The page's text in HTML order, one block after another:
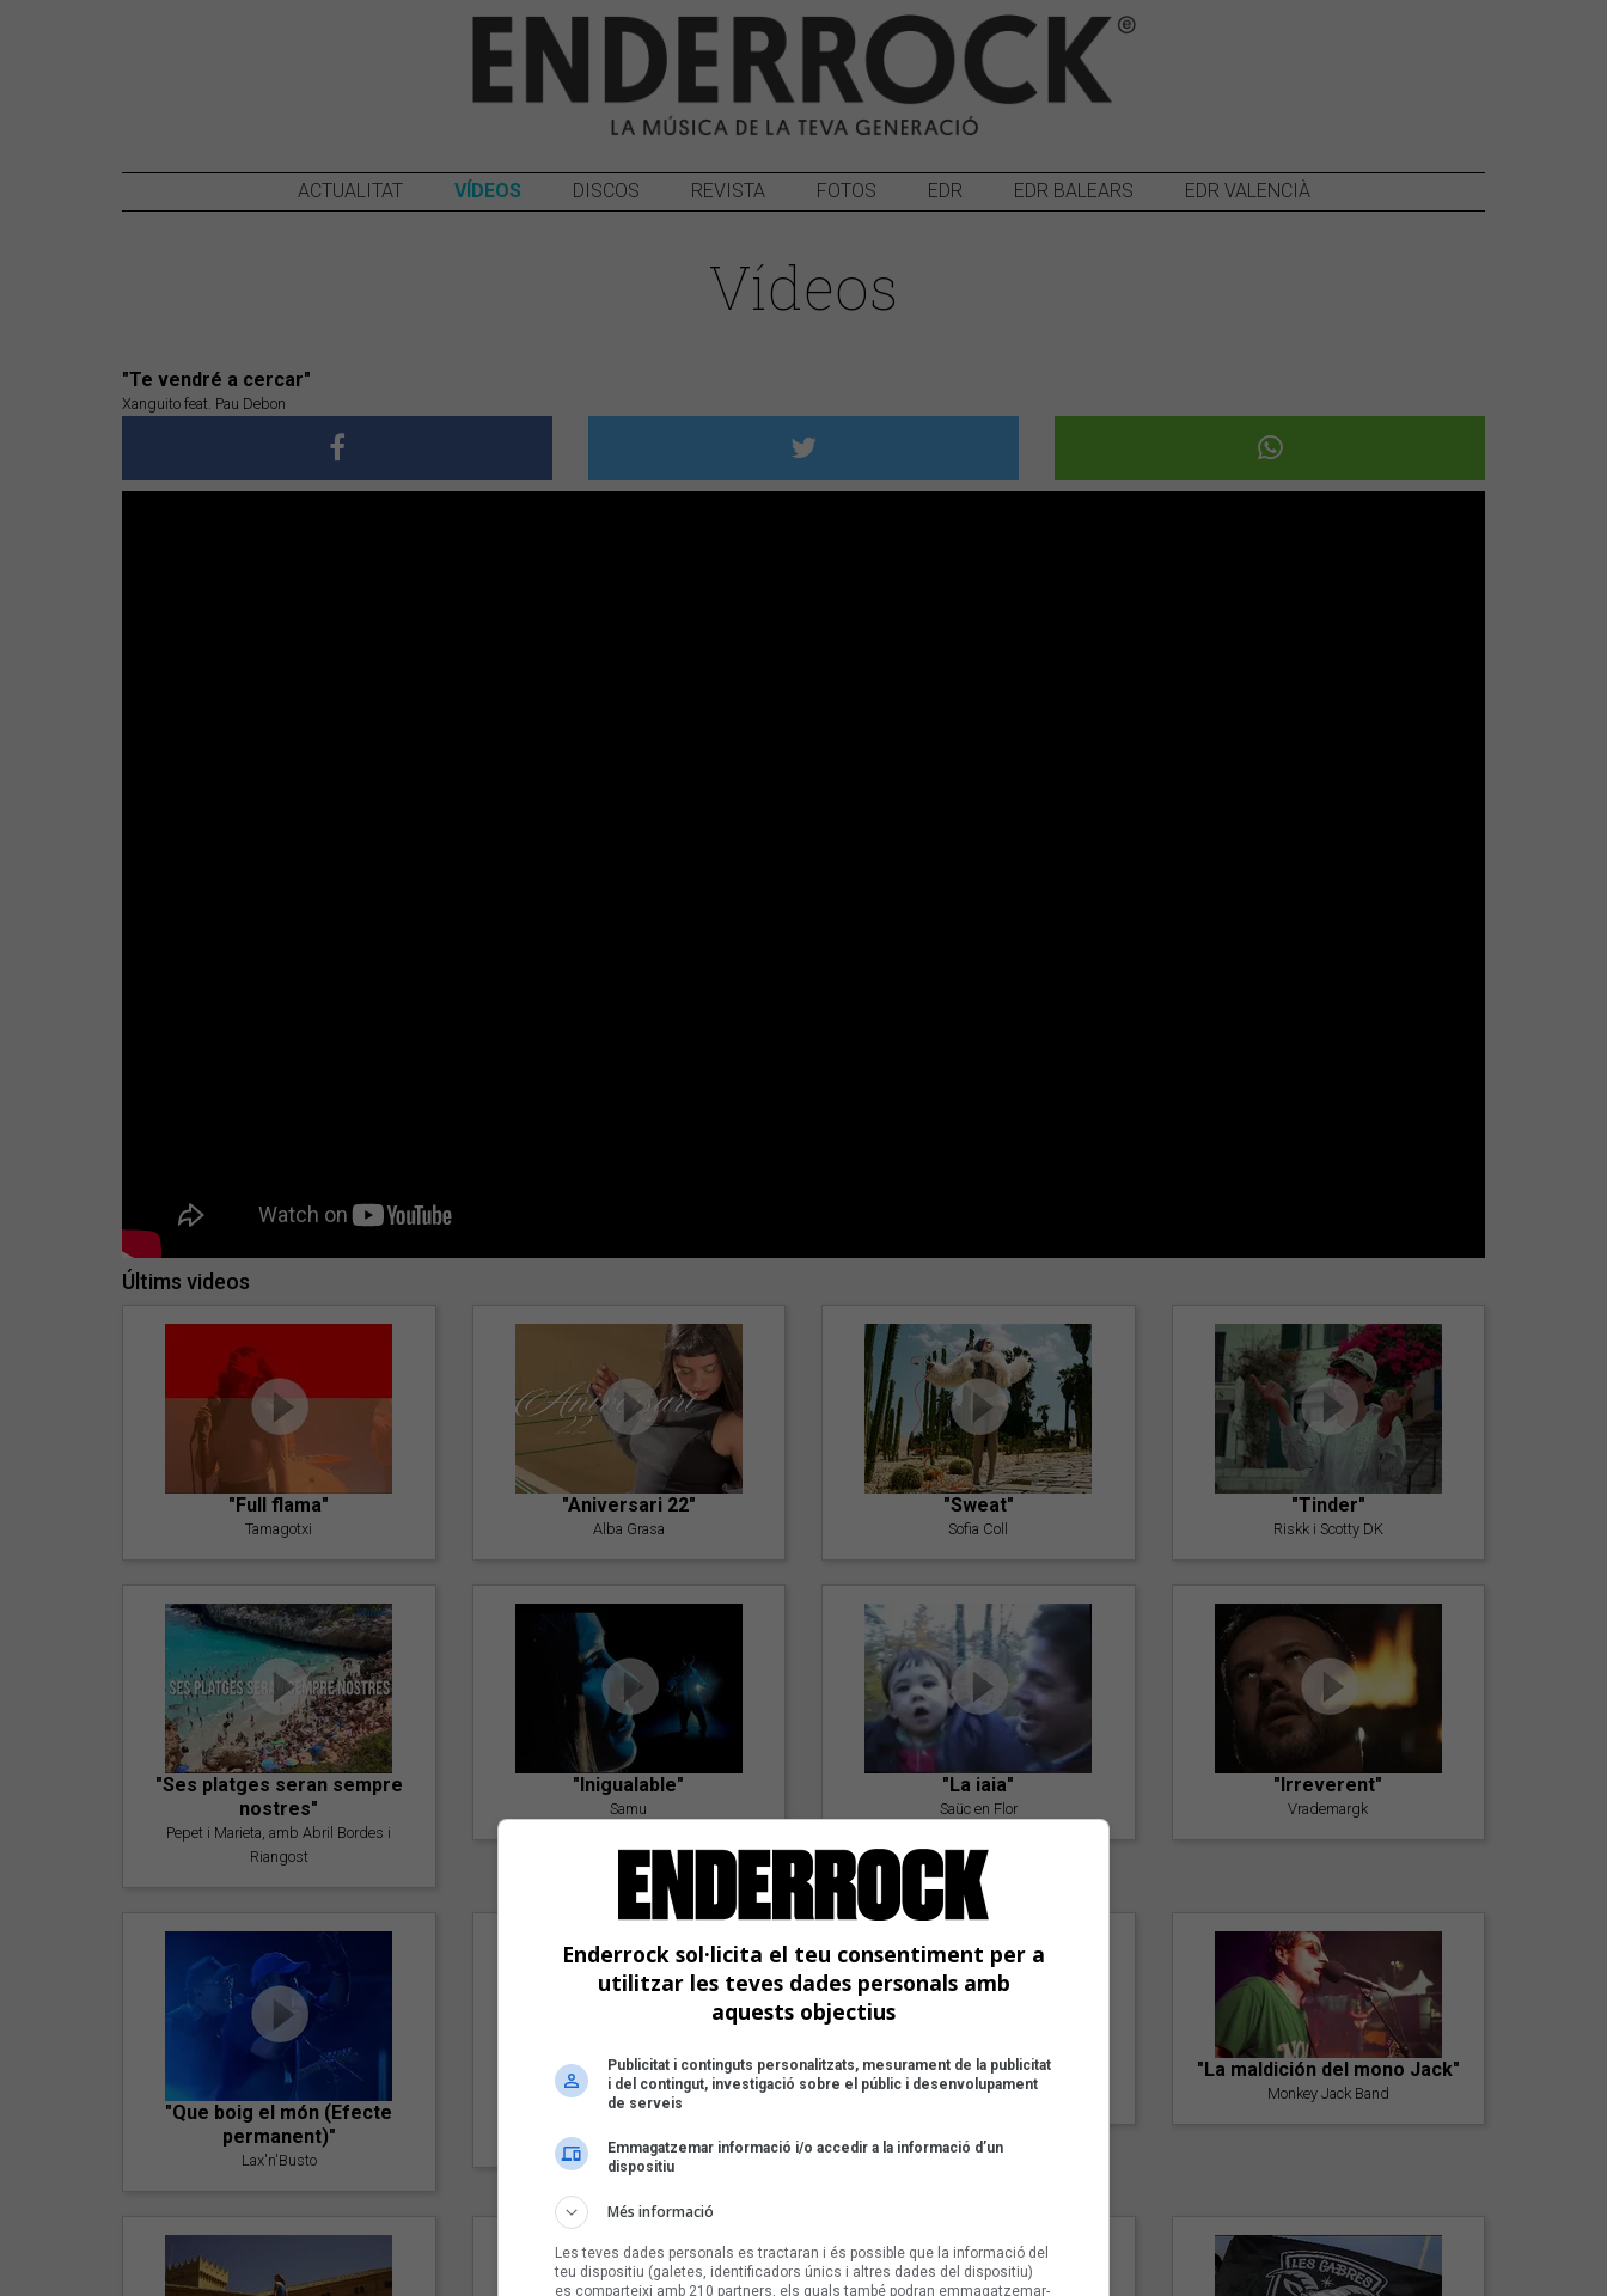
ACTUALITAT VÍDEOS DISCOS REVISTA FOTOS EDR EDR BALEARS EDR VALENCIÀ
Vídeos
"Te vendré a cercar"
Xanguito feat. Pau Debon
Últims videos
"Full flama"
Tamagotxi
"Aniversari 22"
Alba Grasa
"Sweat"
Sofia Coll
"Tinder"
Riskk i Scotty DK
"Ses platges seran sempre
nostres"
Pepet i Marieta, amb Abril Bordes i
Riangost
"Inigualable"
Samu
"La iaia"
Saüc en Flor
"Irreverent"
Vrademargk
"Que boig el món (Efecte
permanent)"
Lax'n'Busto
"Amb tu"
"Postlude To A Kiss"
Goran Levi
"La maldición del mono Jack"
Monkey Jack Band
Enderrock sol·licita el teu consentiment per a
utilitzar les teves dades personals amb
aquests objectius
Publicitat i continguts personalitzats, mesurament de la publicitat
i del contingut, investigació sobre el públic i desenvolupament
de serveis
Emmagatzemar informació i/o accedir a la informació d’un
dispositiu
Més informació
Les teves dades personals es tractaran i és possible que la informació del
teu dispositiu (galetes, identificadors únics i altres dades del dispositiu)
es comparteixi amb 210 partners, els quals també podran emmagatzemar-